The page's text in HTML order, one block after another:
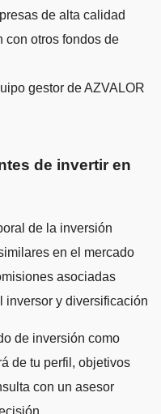
de alta calidad
con otros fondos de
gestor de AZVALOR
de invertir en
de la inversión
en el mercado
asociadas
inversor y diversificación
de inversión como
de tu perfil, objetivos
con un asesor